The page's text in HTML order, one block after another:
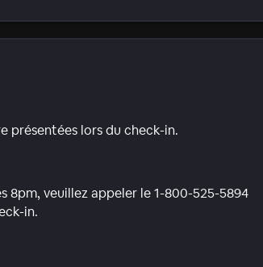
lors du check-in.
8pm, veuillez appeler le 1-800-525-5894
in.